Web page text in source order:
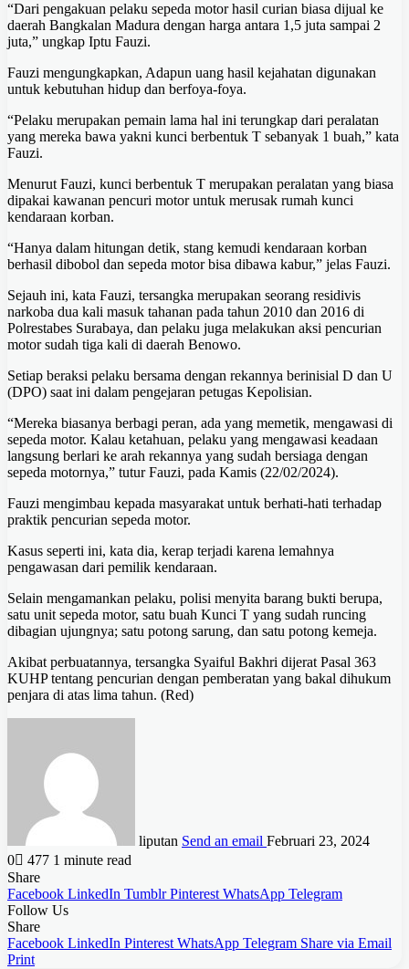
“Dari pengakuan pelaku sepeda motor hasil curian biasa dijual ke
daerah Bangkalan Madura dengan harga antara 1,5 juta sampai 2
juta,” ungkap Iptu Fauzi.
Fauzi mengungkapkan, Adapun uang hasil kejahatan digunakan
untuk kebutuhan hidup dan berfoya-foya.
“Pelaku merupakan pemain lama hal ini terungkap dari peralatan
yang mereka bawa yakni kunci berbentuk T sebanyak 1 buah,” kata
Fauzi.
Menurut Fauzi, kunci berbentuk T merupakan peralatan yang biasa
dipakai kawanan pencuri motor untuk merusak rumah kunci
kendaraan korban.
“Hanya dalam hitungan detik, stang kemudi kendaraan korban
berhasil dibobol dan sepeda motor bisa dibawa kabur,” jelas Fauzi.
Sejauh ini, kata Fauzi, tersangka merupakan seorang residivis
narkoba dua kali masuk tahanan pada tahun 2010 dan 2016 di
Polrestabes Surabaya, dan pelaku juga melakukan aksi pencurian
motor sudah tiga kali di daerah Benowo.
Setiap beraksi pelaku bersama dengan rekannya berinisial D dan U
(DPO) saat ini dalam pengejaran petugas Kepolisian.
“Mereka biasanya berbagi peran, ada yang memetik, mengawasi di
sepeda motor. Kalau ketahuan, pelaku yang mengawasi keadaan
langsung berlari ke arah rekannya yang sudah bersiaga dengan
sepeda motornya,” tutur Fauzi, pada Kamis (22/02/2024).
Fauzi mengimbau kepada masyarakat untuk berhati-hati terhadap
praktik pencurian sepeda motor.
Kasus seperti ini, kata dia, kerap terjadi karena lemahnya
pengawasan dari pemilik kendaraan.
Selain mengamankan pelaku, polisi menyita barang bukti berupa,
satu unit sepeda motor, satu buah Kunci T yang sudah runcing
dibagian ujungnya; satu potong sarung, dan satu potong kemeja.
Akibat perbuatannya, tersangka Syaiful Bakhri dijerat Pasal 363
KUHP tentang pencurian dengan pemberatan yang bakal dihukum
penjara di atas lima tahun. (Red)
liputan Send an email Februari 23, 2024
0
477 1 minute read
Share
Facebook LinkedIn Tumblr Pinterest WhatsApp Telegram
Follow Us
Share
Facebook LinkedIn Pinterest WhatsApp Telegram Share via Email
Print